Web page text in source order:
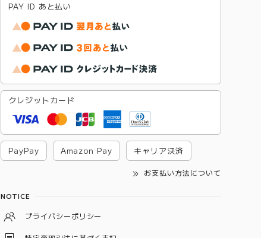
PAY ID あと払い
クレジットカード
PayPay Amazon Pay キャリア決済
お支払い方法について
NOTICE
プライバシーポリシー